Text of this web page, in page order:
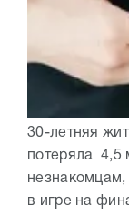
30-летняя
потеряла 4,5
в игре на